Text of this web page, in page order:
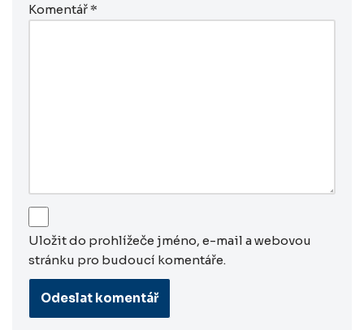
Komentář *
Uložit do prohlížeče jméno, e-mail a webovou
stránku pro budoucí komentáře.